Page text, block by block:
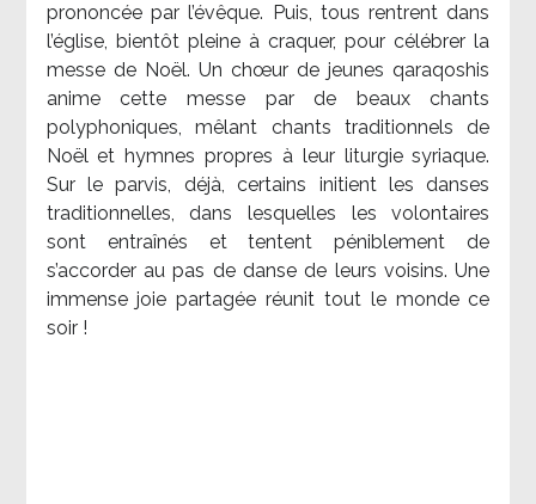
prononcée par l’évêque. Puis, tous rentrent dans
l’église, bientôt pleine à craquer, pour célébrer la
messe de Noël. Un chœur de jeunes qaraqoshis
anime cette messe par de beaux chants
polyphoniques, mêlant chants traditionnels de
Noël et hymnes propres à leur liturgie syriaque.
Sur le parvis, déjà, certains initient les danses
traditionnelles, dans lesquelles les volontaires
sont entraînés et tentent péniblement de
s’accorder au pas de danse de leurs voisins. Une
immense joie partagée réunit tout le monde ce
soir !